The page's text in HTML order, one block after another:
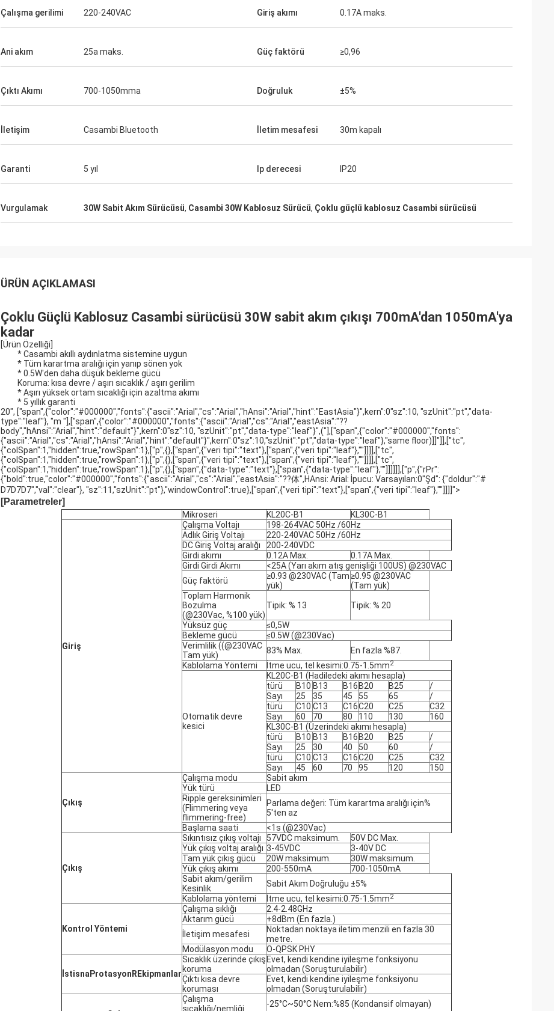
Çalışma gerilimi 220-240VAC Giriş akımı 0.17A maks.
Ani akım 25a maks. Güç faktörü ≥0,96
Çıktı Akımı 700-1050mma Doğruluk ±5%
İletişim Casambi Bluetooth İletim mesafesi 30m kapalı
Garanti 5 yıl Ip derecesi IP20
Vurgulamak 30W Sabit Akım Sürücüsü, Casambi 30W Kablosuz Sürücü, Çoklu güçlü kablosuz Casambi sürücüsü
ÜRÜN AÇIKLAMASI
Çoklu Güçlü Kablosuz Casambi sürücüsü 30W sabit akım çıkışı 700mA'dan 1050mA'ya
kadar
[Ürün Özelliği]
* Casambi akıllı aydınlatma sistemine uygun
* Tüm karartma aralığı için yanıp sönen yok
* 0.5W'den daha düşük bekleme gücü
Koruma: kısa devre / aşırı sıcaklık / aşırı gerilim
* Aşırı yüksek ortam sıcaklığı için azaltma akımı
* 5 yıllık garanti
20", ["span",{"color":"#000000","fonts":{"ascii":"Arial","cs":"Arial","hAnsi":"Arial","hint":"EastAsia"}",kern":0"sz":10, "szUnit":"pt","data-
type":"leaf"}, "m "],["span",{"color":"#000000","fonts":{"ascii":"Arial","cs":"Arial","eastAsia":"??
body","hAnsi":"Arial","hint":"default"}",kern":0"sz":10, "szUnit":"pt","data-type":"leaf"}",("],["span",{"color":"#000000","fonts":
{"ascii":"Arial","cs":"Arial","hAnsi":"Arial","hint":"default"}",kern":0"sz":10,"szUnit":"pt","data-type":"leaf"},"same floor)]]"]],["tc",
{"colSpan":1,"hidden":true,"rowSpan":1},["p",{},["span",{"veri tipi":"text"},["span",{"veri tipi":"leaf"},""]]]],["tc",
{"colSpan":1,"hidden":true,"rowSpan":1},["p",{},["span",{"veri tipi":"text"},["span",{"veri tipi":"leaf"},""]]]],["tc",
{"colSpan":1,"hidden":true,"rowSpan":1},["p",{},["span",{"data-type":"text"},["span",{"data-type":"leaf"},""]]]]]],["p",{"rPr":
{"bold":true,"color":"#000000","fonts":{"ascii":"Arial","cs":"Arial","eastAsia":"??体",HAnsi: Arial: İpucu: Varsayılan:0"Şd": {"doldur":"#
D7D7D7","val":"clear"}, "sz":11,"szUnit":"pt"},"windowControl":true},["span",{"veri tipi":"text"},["span",{"veri tipi":"leaf"},""]]]]">
[Parametreler]
Mikroseri KL20C-B1 KL30C-B1
Giriş
Çalışma Voltajı
198-264VAC 50Hz /60Hz
Adlık Giriş Voltajı
220-240VAC 50Hz /60Hz
DC Giriş Voltaj aralığı
200-240VDC
Girdi akımı
0.12A Max.
0.17A Max.
Girdi Girdi Akımı
<25A (Yarı akım atış genişliği 100US) @230VAC
Güç faktörü
≥0.93 @230VAC (Tam
yük)
≥0.95 @230VAC
(Tam yük)
Toplam Harmonik
Bozulma
(@230Vac, %100 yük)
Tipik: % 13 Tipik: % 20
Yüksüz güç
≤0,5W
Bekleme gücü
≤0.5W (@230Vac)
Verimlilik ((@230VAC
Tam yük)
83% Max.
En fazla %87.
Kablolama Yöntemi
İtme ucu, tel kesimi:0.75-1.5mm2
Otomatik devre
kesici
KL20C-B1 (Hadiledeki akımı hesapla)
türü
B10 B13 B16 B20 B25
/
Sayı
25 35 45 55 65
/
türü
C10 C13 C16C20 C25
C32
Sayı
60 70 80 110 130
160
KL30C-B1 (Üzerindeki akımı hesapla)
türü
B10 B13 B16 B20 B25
/
Sayı
25 30 40 50 60
/
türü
C10 C13 C16C20 C25
C32
Sayı
45 60 70 95 120 150
Çıkış
Çalışma modu
Sabit akım
Yük türü
LED
Ripple gereksinimleri
(Flimmering veya
flimmering-free)
Parlama değeri: Tüm karartma aralığı için%
5'ten az
Başlama saati
<1s (@230Vac)
Çıkış
Sıkıntısız çıkış voltajı 57VDC maksimum.
50V DC Max.
Yük çıkış voltaj aralığı 3-45VDC
3-40V DC
Tam yük çıkış gücü
20W maksimum.
30W maksimum.
Yük çıkış akımı
200-550mA
700-1050mA
Sabit akım/gerilim
Kesinlik
Sabit Akım Doğruluğu ±5%
Kablolama yöntemi
İtme ucu, tel kesimi:0.75-1.5mm2
Kontrol Yöntemi
Çalışma sıklığı
2.4-2.48GHz
Aktarım gücü
+8dBm (En fazla.)
İletişim mesafesi
Noktadan noktaya iletim menzili en fazla 30
metre.
Modülasyon modu
O-QPSK PHY
İstisna Protasyon R Ekipmanlar
Sıcaklık üzerinde çıkış
koruma
Evet, kendi kendine iyileşme fonksiyonu
olmadan (Soruşturulabilir)
Çıktı kısa devre
koruması
Evet, kendi kendine iyileşme fonksiyonu
olmadan (Soruşturulabilir)
Çalışma
sıcaklığı/nemliği
-25°C~50°C Nem:%85 (Kondansif olmayan)